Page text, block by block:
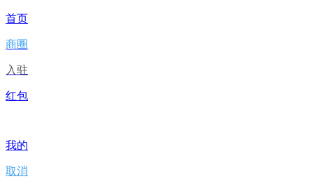
首页
商圈
入驻
红包
我的
取消